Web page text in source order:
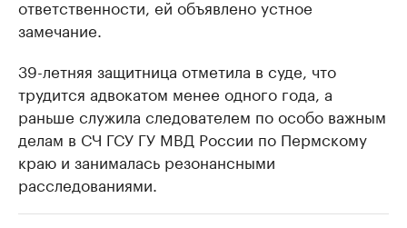
ответственности, ей объявлено устное
замечание.
39-летняя защитница отметила в суде, что
трудится адвокатом менее одного года, а
раньше служила следователем по особо важным
делам в СЧ ГСУ ГУ МВД России по Пермскому
краю и занималась резонансными
расследованиями.